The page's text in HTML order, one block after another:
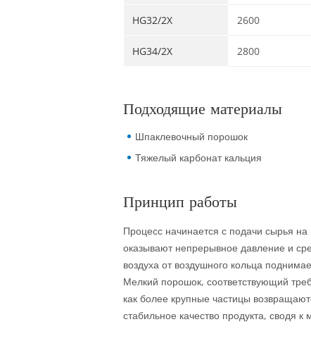
HG32/2X 2600
HG34/2X 2800
Подходящие материалы
Шпаклевочный порошок
Тяжелый карбонат кальция
Принцип работы
Процесс начинается с подачи сырья
оказывают непрерывное давление и
воздуха от воздушного кольца
Мелкий порошок, соответствующий
как более крупные частицы
стабильное качество продукта, сводя